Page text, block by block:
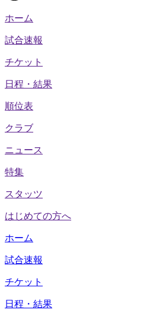
ホーム
試合速報
チケット
日程・結果
順位表
クラブ
ニュース
特集
スタッツ
はじめての方へ
ホーム
試合速報
チケット
日程・結果